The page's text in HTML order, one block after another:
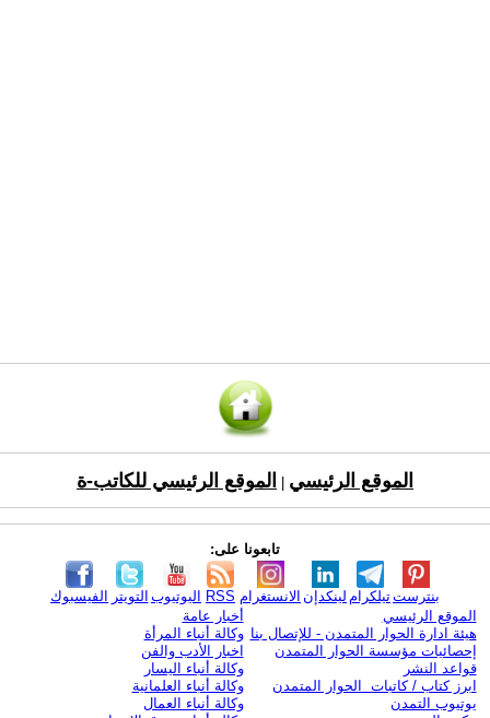
الموقع الرئيسي الموقع الرئيسي للكاتب-ة
تابعونا على:
الفيسبوك التويتر اليوتيوب RSS الانستغرام لينكدإن تيلكرامبنترست
الموقع الرئيسي
هيئة ادارة الحوار المتمدن - للإتصال بنا
إحصائيات مؤسسة الحوار المتمدن
قواعد النشر
ابرز كتاب / كاتبات الحوار المتمدن
يوتيوب التمدن
أخبار عامة
وكالة أنباء المرأة
اخبار الأدب والفن
وكالة أنباء اليسار
وكالة أنباء العلمانية
وكالة أنباء العمال